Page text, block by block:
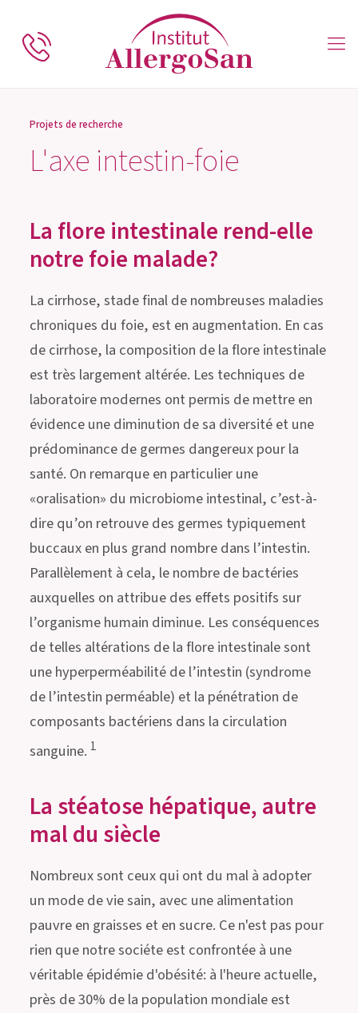
Projets de recherche
L'axe intestin-foie
La flore intestinale rend-elle
notre foie malade?
La cirrhose, stade final de nombreuses maladies
chroniques du foie, est en augmentation. En cas
de cirrhose, la composition de la flore intestinale
est très largement altérée. Les techniques de
laboratoire modernes ont permis de mettre en
évidence une diminution de sa diversité et une
prédominance de germes dangereux pour la
santé. On remarque en particulier une
«oralisation» du microbiome intestinal, c’est-à-
dire qu’on retrouve des germes typiquement
buccaux en plus grand nombre dans l’intestin.
Parallèlement à cela, le nombre de bactéries
auxquelles on attribue des effets positifs sur
l’organisme humain diminue. Les conséquences
de telles altérations de la flore intestinale sont
une hyperperméabilité de l’intestin (syndrome
de l’intestin perméable) et la pénétration de
composants bactériens dans la circulation
sanguine. 1
La stéatose hépatique, autre
mal du siècle
Nombreux sont ceux qui ont du mal à adopter
un mode de vie sain, avec une alimentation
pauvre en graisses et en sucre. Ce n'est pas pour
rien que notre sociéte est confrontée à une
véritable épidémie d'obésité: à l'heure actuelle,
près de 30% de la population mondiale est